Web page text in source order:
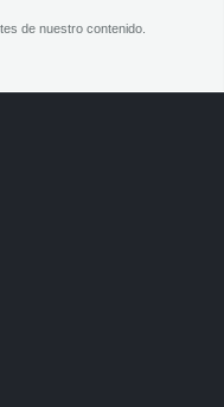
de nuestro contenido.